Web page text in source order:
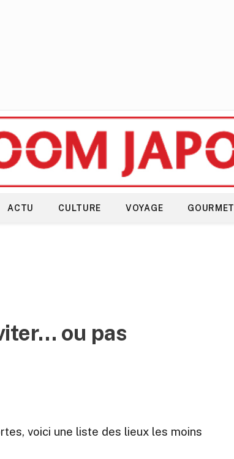
ACTU CULTURE VOYAGE GOURMET
ou pas
voici une liste des lieux les moins